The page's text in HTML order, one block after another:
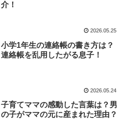
介！
2026.05.25
小学1年生の連絡帳の書き方は？
連絡帳を乱用したがる息子！
2026.05.24
子育てママの感動した言葉は？男
の子がママの元に産まれた理由？